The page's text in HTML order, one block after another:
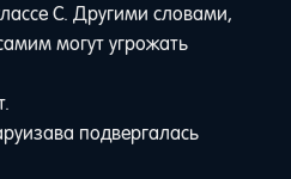
С. Другими словами,
могут угрожать
подвергалась